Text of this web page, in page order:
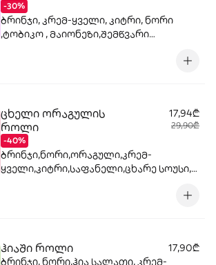
-30%
ბრინჯი, კრემ-ყველი, კიტრი, ნორი
,ტობიკო , მაიონეზი,შემწვარი
ცხელი ორაგულის
როლი
-40%
17,94₾
29,90₾
ბრინჯი,ნორი,ორაგული,კრემ-
ყველი,კიტრი,საფანელი,ცხარე სოუსი,
ჰიაში როლი
17,90₾
ბრინჯი, ნორი,ჰია სალათი, კრემ-